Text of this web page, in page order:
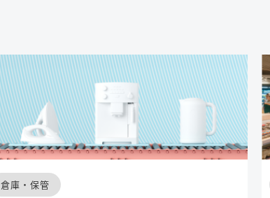
倉庫・保管